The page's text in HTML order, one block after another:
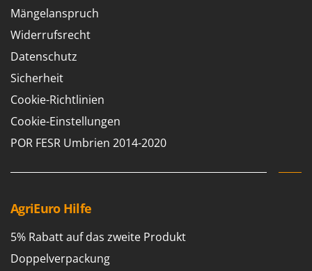
Mängelanspruch
Widerrufsrecht
Datenschutz
Sicherheit
Cookie-Richtlinien
Cookie-Einstellungen
POR FESR Umbrien 2014-2020
AgriEuro Hilfe
5% Rabatt auf das zweite Produkt
Doppelverpackung